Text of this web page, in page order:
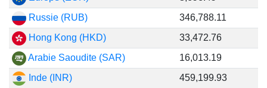
Russie (RUB)
346,788.11
Hong Kong (HKD)
33,472.76
Arabie Saoudite (SAR)
16,013.19
Inde (INR)
459,199.93